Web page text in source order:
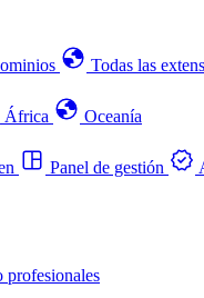
Todas las
África
Oceanía
Panel de gestión
profesionales